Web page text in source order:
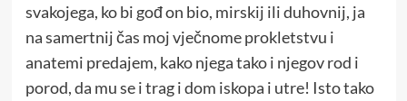
svakojega, ko bi gođ on bio, mirskij ili duhovnij, ja
na samertnij čas moj vječnome prokletstvu i
anatemi predajem, kako njega tako i njegov rod i
porod, da mu se i trag i dom iskopa i utre! Isto tako